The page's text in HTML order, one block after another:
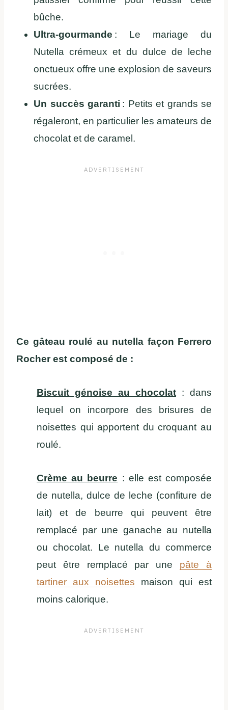
bûche.
Ultra-gourmande : Le mariage du
Nutella crémeux et du dulce de leche
onctueux offre une explosion de saveurs
sucrées.
Un succès garanti : Petits et grands se
régaleront, en particulier les amateurs de
chocolat et de caramel.
Ce gâteau roulé au nutella façon Ferrero
Rocher est composé de :
Biscuit génoise au chocolat : dans
lequel on incorpore des brisures de
noisettes qui apportent du croquant au
roulé.
Crème au beurre : elle est composée
de nutella, dulce de leche (confiture de
lait) et de beurre qui peuvent être
remplacé par une ganache au nutella
ou chocolat. Le nutella du commerce
peut être remplacé par une pâte à
tartiner aux noisettes maison qui est
moins calorique.